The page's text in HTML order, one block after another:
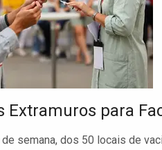
Extramuros para
de semana, dos 50 locais de